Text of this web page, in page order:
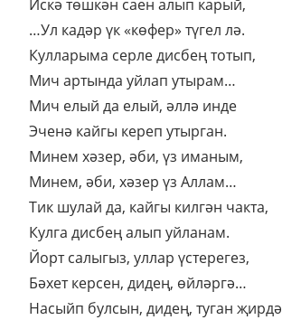
Искә төшкән саен алып карый,
…Ул кадәр үк «көфер» түгел лә.
Кулларыма серле дисбең тотып,
Мич артында уйлап утырам…
Мич елый да елый, әллә инде
Эченә кайгы кереп утырган.
Минем хәзер, әби, үз иманым,
Минем, әби, хәзер үз Аллам…
Тик шулай да, кайгы килгән чакта,
Кулга дисбең алып уйланам.
Йорт салыгыз, уллар үстерегез,
Бәхет керсен, дидең, өйләргә…
Насыйп булсын, дидең, туган җирдә